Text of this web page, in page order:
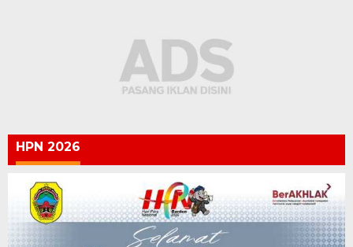
HPN 2026